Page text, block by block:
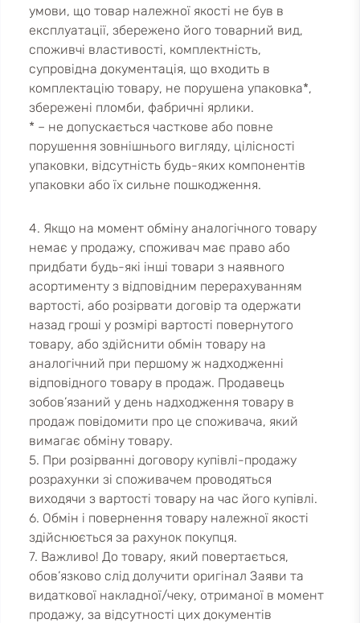
умови, що товар належної якості не був в
експлуатації, збережено його товарний вид,
споживчі властивості, комплектність,
супровідна документація, що входить в
комплектацію товару, не порушена упаковка*,
збережені пломби, фабричні ярлики.
* – не допускається часткове або повне
порушення зовнішнього вигляду, цілісності
упаковки, відсутність будь-яких компонентів
упаковки або їх сильне пошкодження.
4. Якщо на момент обміну аналогічного товару
немає у продажу, споживач має право або
придбати будь-які інші товари з наявного
асортименту з відповідним перерахуванням
вартості, або розірвати договір та одержати
назад гроші у розмірі вартості повернутого
товару, або здійснити обмін товару на
аналогічний при першому ж надходженні
відповідного товару в продаж. Продавець
зобов’язаний у день надходження товару в
продаж повідомити про це споживача, який
вимагає обміну товару.
5. При розірванні договору купівлі-продажу
розрахунки зі споживачем проводяться
виходячи з вартості товару на час його купівлі.
6. Обмін і повернення товару належної якості
здійснюється за рахунок покупця.
7. Важливо! До товару, який повертається,
обов’язково слід долучити оригінал Заяви та
видаткової накладної/чеку, отриманої в момент
продажу, за відсутності цих документів